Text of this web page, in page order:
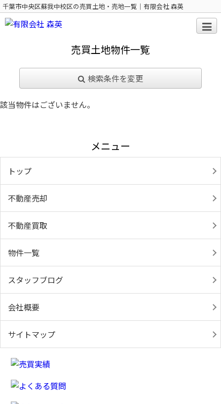
千葉市中央区蘇我中校区の売買土地・売地一覧｜有限会社 森英
売買土地物件一覧
検索条件を変更
該当物件はございません。
メニュー
トップ
不動産売却
不動産買取
物件一覧
スタッフブログ
会社概要
サイトマップ